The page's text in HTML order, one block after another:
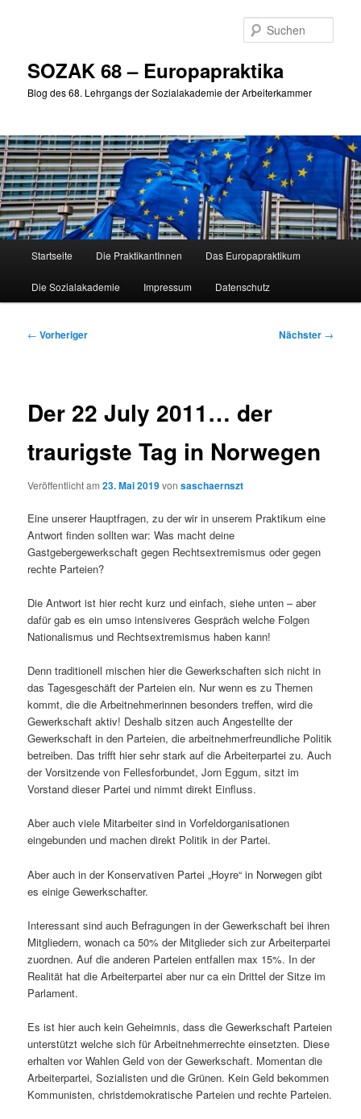
SOZAK 68 – Europapraktika
Blog des 68. Lehrgangs der Sozialakademie der Arbeiterkammer
Startseite Die PraktikantInnen Das Europapraktikum
Die Sozialakademie Impressum Datenschutz
Beitragsnavigation
← Vorheriger Nächster →
Der 22 July 2011… der
traurigste Tag in Norwegen
Veröffentlicht am23. Mai 2019vonsaschaernszt
Eine unserer Hauptfragen, zu der wir in unserem Praktikum eine
Antwort finden sollten war: Was macht deine
Gastgebergewerkschaft gegen Rechtsextremismus oder gegen
rechte Parteien?
Die Antwort ist hier recht kurz und einfach, siehe unten – aber
dafür gab es ein umso intensiveres Gespräch welche Folgen
Nationalismus und Rechtsextremismus haben kann!
Denn traditionell mischen hier die Gewerkschaften sich nicht in
das Tagesgeschäft der Parteien ein. Nur wenn es zu Themen
kommt, die die Arbeitnehmerinnen besonders treffen, wird die
Gewerkschaft aktiv! Deshalb sitzen auch Angestellte der
Gewerkschaft in den Parteien, die arbeitnehmerfreundliche Politik
betreiben. Das trifft hier sehr stark auf die Arbeiterpartei zu. Auch
der Vorsitzende von Fellesforbundet, Jorn Eggum, sitzt im
Vorstand dieser Partei und nimmt direkt Einfluss.
Aber auch viele Mitarbeiter sind in Vorfeldorganisationen
eingebunden und machen direkt Politik in der Partei.
Aber auch in der Konservativen Partei „Hoyre“ in Norwegen gibt
es einige Gewerkschafter.
Interessant sind auch Befragungen in der Gewerkschaft bei ihren
Mitgliedern, wonach ca 50% der Mitglieder sich zur Arbeiterpartei
zuordnen. Auf die anderen Parteien entfallen max 15%. In der
Realität hat die Arbeiterpartei aber nur ca ein Drittel der Sitze im
Parlament.
Es ist hier auch kein Geheimnis, dass die Gewerkschaft Parteien
unterstützt welche sich für Arbeitnehmerrechte einsetzten. Diese
erhalten vor Wahlen Geld von der Gewerkschaft. Momentan die
Arbeiterpartei, Sozialisten und die Grünen. Kein Geld bekommen
Kommunisten, christdemokratische Parteien und rechte Parteien.